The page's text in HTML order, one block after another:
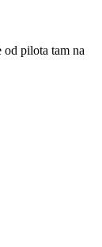
pilota tam na